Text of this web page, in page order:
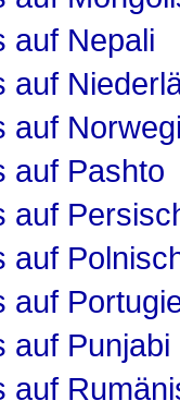
auf Nepali
auf
auf
auf Pashto
auf
auf
auf
auf Punjabi
auf